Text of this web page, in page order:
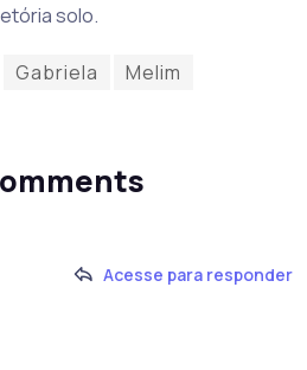
solo.
Gabriela Melim
Acesse para responder